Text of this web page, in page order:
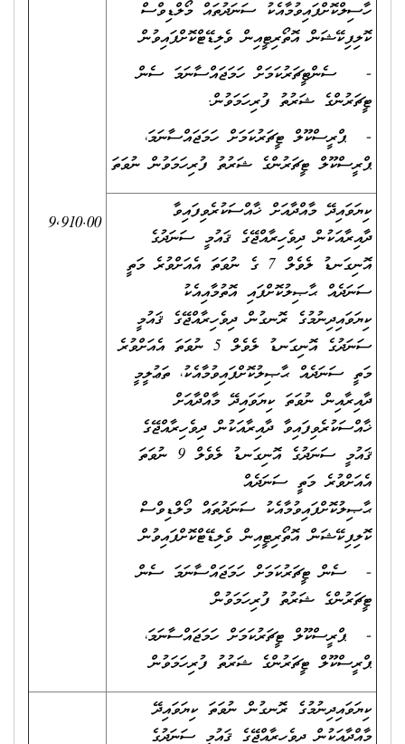
ހާސިލްކޮށްފައިވުމާއެކު ސަނަދުތައް މޯލްޑިވްސް
ކޮލިފިކޭޝަން އޮތޯރިޓީއިން ވެލިޑޭޓްކޮށްފައިވުން
- ސެންޓީޗަރުކަމަށް ހަމަޖައްސާނަމަ ސެން
ޓީޗަރުންގެ ޝަރުތު ފުރިހަމަވުން.
- ޕްރީސްކޫލް ޓީޗަރުކަމަށް ހަމަޖައްސާނަމަ،
ޕްރީސްކޫލް ޓީޗަރުންގެ ޝަރުތު ފުރިހަމަވުން ނުވަތަ
9,910.00
ކިޔަވައިދޭ މާއްދާއަށް ޚާއްސަކުރެވިފައިވާ
ދާއިރާއަކުން ދިވެހިރާއްޖޭގެ ޤައުމީ ސަނަދުގެ
އޮނިގަނޑު ލެވެލް 7 ގެ ނުވަތަ އެއަށްވުރެ މަތީ
ސަނަދެއް ޙާޞިލުކޮށްފައި އޮތުމާއިއެކު
ކިޔަވައިދިނުމުގެ ރޮނގުން ދިވެހިރާއްޖޭގެ ޤައުމީ
ސަނަދުގެ އޮނިގަނޑު ލެވެލް 5 ނުވަތަ އެއަށްވުރެ
މަތީ ސަނަދެއް ޙާޞިލުކޮށްފައިވުމާއެކު، ތަޢުލީމީ
ދާއިރާއިން ނުވަތަ ކިޔަވައިދޭ މާއްދާއަށް
ޚާއްސަކުރެވިފައިވާ ދާއިރާއަކުން ދިވެހިރާއްޖޭގެ
ޤައުމީ ސަނަދުގެ އޮނިގަނޑު ލެވެލް 9 ނުވަތަ
އެއަށްވުރެ މަތީ ސަނަދެއް
ޙާޞިލުކޮށްފައިވުމާއެކު ސަނަދުތައް މޯލްޑިވްސް
ކޮލިފިކޭޝަން އޮތޯރިޓީއިން ވެލިޑޭޓްކޮށްފައިވުން
- ސެން ޓީޗަރުކަމަށް ހަމަޖައްސާނަމަ ސެން
ޓީޗަރުންގެ ޝަރުތު ފުރިހަމަވުން
- ޕްރީސްކޫލް ޓީޗަރުކަމަށް ހަމަޖައްސާނަމަ،
ޕްރީސްކޫލް ޓީޗަރުންގެ ޝަރުތު ފުރިހަމަވުން
ކިޔަވައިދިނުމުގެ ރޮނގުން ނުވަތަ ކިޔަވައިދޭ
މާއްދާއަކުން ދިވެހިރާއްޖޭގެ ޤައުމީ ސަނަދުގެ